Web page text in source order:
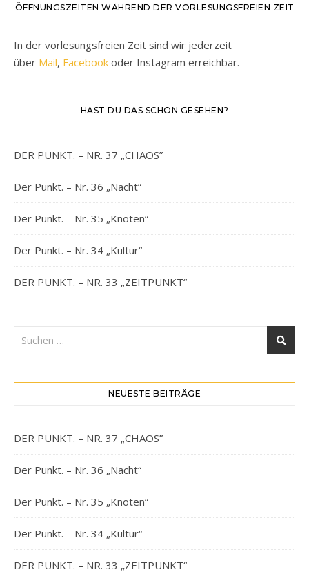
ÖFFNUNGSZEITEN WÄHREND DER VORLESUNGSFREIEN ZEIT
In der vorlesungsfreien Zeit sind wir jederzeit
über Mail, Facebook oder Instagram erreichbar.
HAST DU DAS SCHON GESEHEN?
DER PUNKT. – NR. 37 „CHAOS”
Der Punkt. – Nr. 36 „Nacht“
Der Punkt. – Nr. 35 „Knoten“
Der Punkt. – Nr. 34 „Kultur“
DER PUNKT. – NR. 33 „ZEITPUNKT“
NEUESTE BEITRÄGE
DER PUNKT. – NR. 37 „CHAOS”
Der Punkt. – Nr. 36 „Nacht“
Der Punkt. – Nr. 35 „Knoten“
Der Punkt. – Nr. 34 „Kultur“
DER PUNKT. – NR. 33 „ZEITPUNKT“